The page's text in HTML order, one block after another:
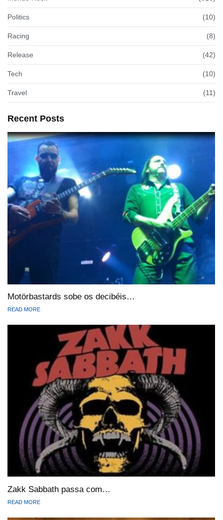
Politics (10)
Racing (8)
Release (42)
Tech (10)
Travel (11)
Recent Posts
Motörbastards sobe os decibéis…
READ MORE
Zakk Sabbath passa com…
READ MORE